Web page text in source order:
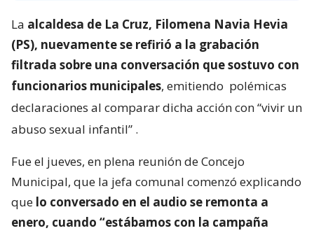
La alcaldesa de La Cruz, Filomena Navia Hevia
(PS), nuevamente se refirió a la grabación
filtrada sobre una conversación que sostuvo con
funcionarios municipales, emitiendo polémicas
declaraciones al comparar dicha acción con “vivir un
abuso sexual infantil” .
Fue el jueves, en plena reunión de Concejo
Municipal, que la jefa comunal comenzó explicando
que lo conversado en el audio se remonta a
enero, cuando “estábamos con la campaña